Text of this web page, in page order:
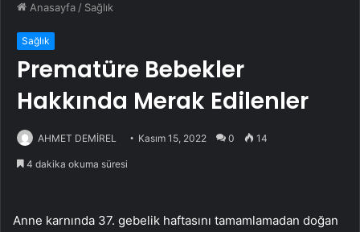
Anasayfa / Sağlık
Sağlık
Prematüre Bebekler
Hakkında Merak Edilenler
AHMET DEMİREL Kasım 15, 2022 0 14
4 dakika okuma süresi
Anne karnında 37. gebelik haftasını tamamlamadan doğan